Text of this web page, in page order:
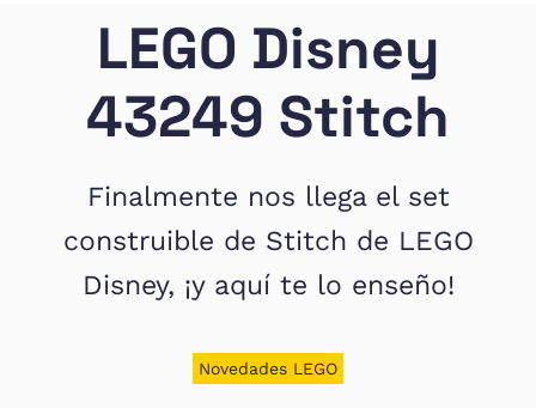
amantes
LEGO Disney
43249 Stitch
Finalmente nos llega el set
construible de Stitch de LEGO
Disney, ¡y aquí te lo enseño!
Novedades LEGO